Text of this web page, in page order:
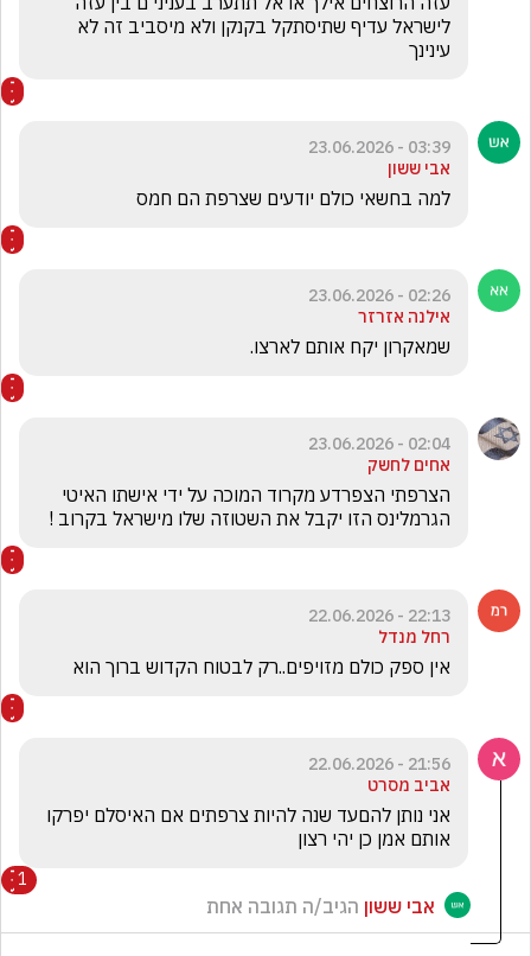
עינינך
03:39 - 23.06.2026
אבי ששון
למה בחשאי כולם יודעים שצרפת הם חמס
02:26 - 23.06.2026
אילנה אזרזר
שמאקרון יקח אותם לארצו.
02:04 - 23.06.2026
אחים לחשק
הגרמלינס הזו יקבל את השטוזה שלו מישראל בקרוב !
22:13 - 22.06.2026
רחל מנדל
אין ספק כולם מזויפים..רק לבטוח הקדוש ברוך הוא
21:56 - 22.06.2026
אביב מסרט
אותם אמן כן יהי רצון
1
אבי ששון הגיב/ה תגובה אחת